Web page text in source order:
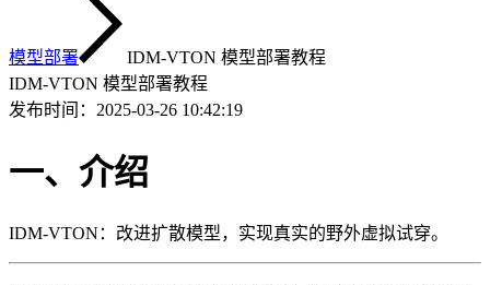
模型部署
IDM-VTON 模型部署教程
IDM-VTON 模型部署教程
发布时间： 2025-03-26 10:42:19
一、介绍
IDM-VTON：改进扩散模型，实现真实的野外虚拟试穿。